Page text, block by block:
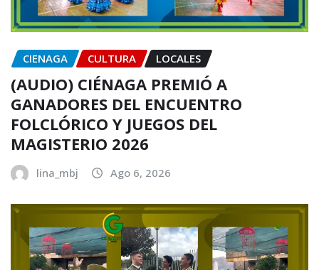
CIENAGA CULTURA LOCALES
(AUDIO) CIÉNAGA PREMIÓ A
GANADORES DEL ENCUENTRO
FOLCLÓRICO Y JUEGOS DEL
MAGISTERIO 2026
lina_mbj Ago 6, 2026